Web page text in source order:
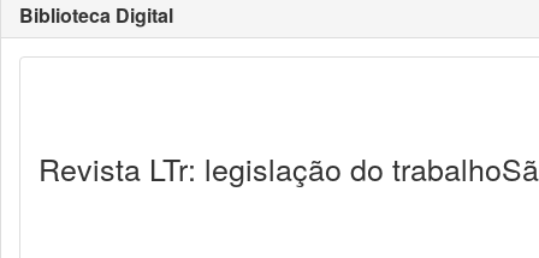
Biblioteca Digital
Revista LTr: legislação do